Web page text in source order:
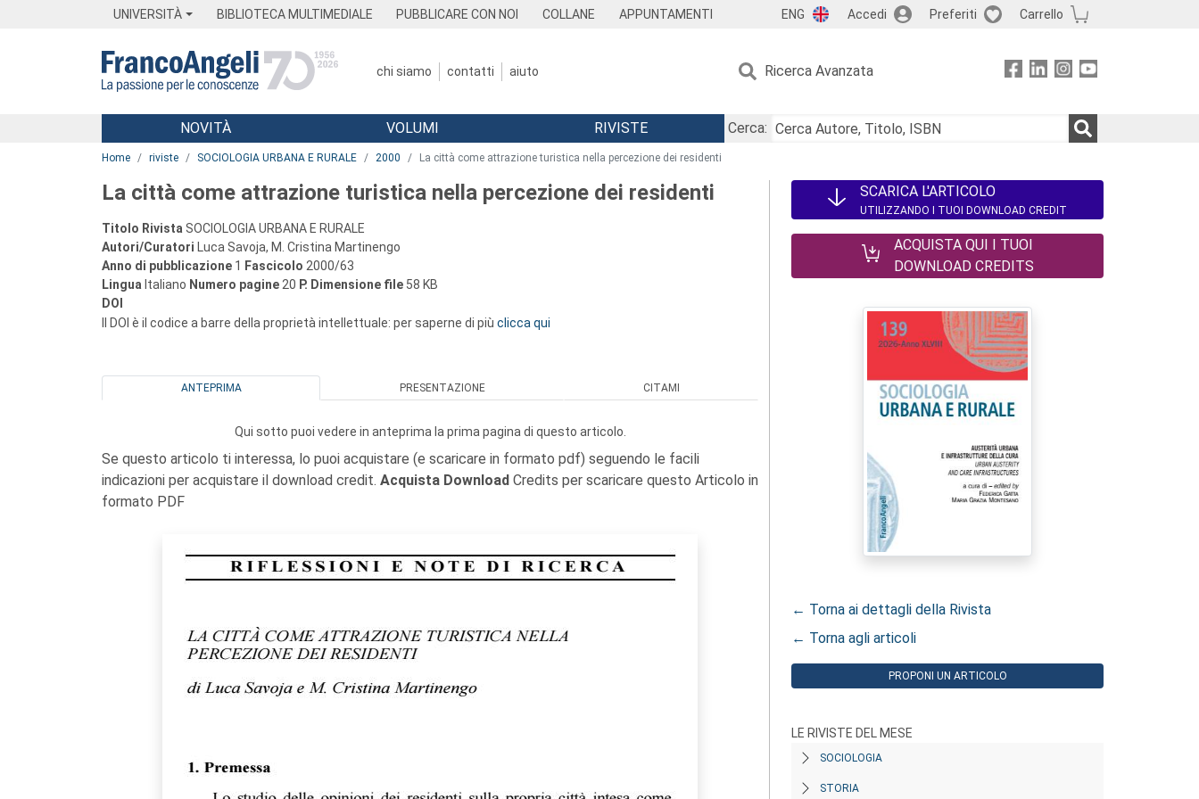
UNIVERSITÀ BIBLIOTECA MULTIMEDIALE PUBBLICARE CON NOI COLLANE APPUNTAMENTI ENG Accedi Preferiti Carrello
chi siamo contatti aiuto Ricerca Avanzata
Menu
NOVITÀ VOLUMI RIVISTE
Cerca:
Home riviste SOCIOLOGIA URBANA E RURALE 2000 La città come attrazione turistica nella percezione dei residenti
La città come attrazione turistica nella percezione dei residenti
Titolo Rivista SOCIOLOGIA URBANA E RURALE
Autori/Curatori Luca Savoja, M. Cristina Martinengo
Anno di pubblicazione 1 Fascicolo 2000/63
Lingua Italiano Numero pagine 20 P. Dimensione file 58 KB
DOI
Il DOI è il codice a barre della proprietà intellettuale: per saperne di più clicca qui
ANTEPRIMA PRESENTAZIONE CITAMI
Qui sotto puoi vedere in anteprima la prima pagina di questo articolo.
Se questo articolo ti interessa, lo puoi acquistare (e scaricare in formato pdf) seguendo le facili
indicazioni per acquistare il download credit. Acquista Download Credits per scaricare questo Articolo in
formato PDF
SCARICA L'ARTICOLO
UTILIZZANDO I TUOI DOWNLOAD CREDIT
ACQUISTA QUI I TUOI
DOWNLOAD CREDITS
← Torna ai dettagli della Rivista
← Torna agli articoli
PROPONI UN ARTICOLO
LE RIVISTE DEL MESE
SOCIOLOGIA
STORIA